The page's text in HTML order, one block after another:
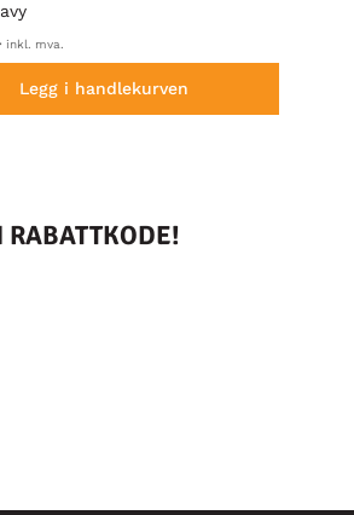
inkl. mva.
Legg i handlekurven
RABATTKODE!